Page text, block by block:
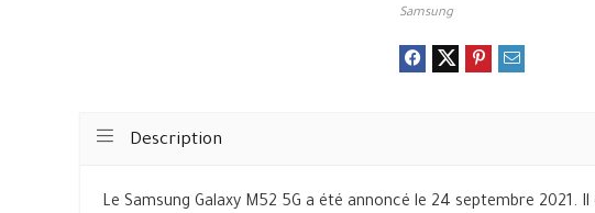
Samsung
Description
Le Samsung Galaxy M52 5G a été annoncé le 24 septembre